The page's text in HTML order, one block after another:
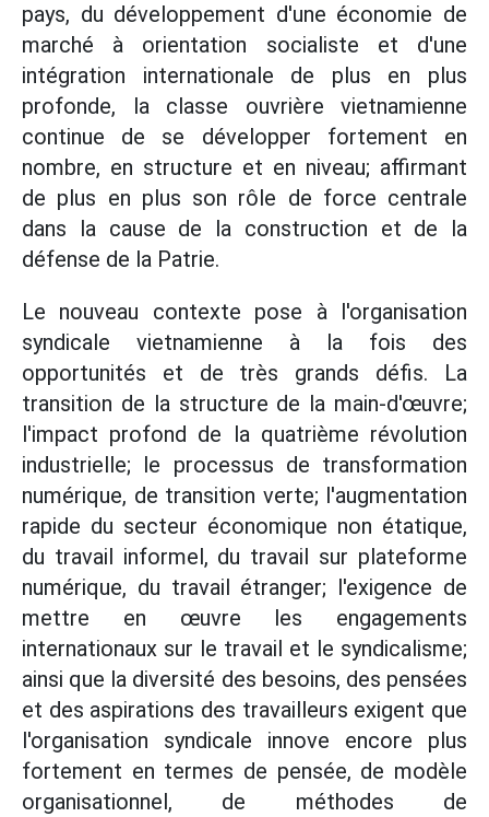
pays, du développement d'une économie de
marché à orientation socialiste et d'une
intégration internationale de plus en plus
profonde, la classe ouvrière vietnamienne
continue de se développer fortement en
nombre, en structure et en niveau; affirmant
de plus en plus son rôle de force centrale
dans la cause de la construction et de la
défense de la Patrie.
Le nouveau contexte pose à l'organisation
syndicale vietnamienne à la fois des
opportunités et de très grands défis. La
transition de la structure de la main-d'œuvre;
l'impact profond de la quatrième révolution
industrielle; le processus de transformation
numérique, de transition verte; l'augmentation
rapide du secteur économique non étatique,
du travail informel, du travail sur plateforme
numérique, du travail étranger; l'exigence de
mettre en œuvre les engagements
internationaux sur le travail et le syndicalisme;
ainsi que la diversité des besoins, des pensées
et des aspirations des travailleurs exigent que
l'organisation syndicale innove encore plus
fortement en termes de pensée, de modèle
organisationnel, de méthodes de